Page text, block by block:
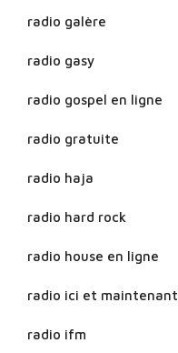
radio galère
radio gasy
radio gospel en ligne
radio gratuite
radio haja
radio hard rock
radio house en ligne
radio ici et maintenant
radio ifm